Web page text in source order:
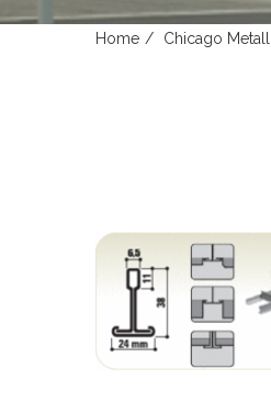
Home Chicago